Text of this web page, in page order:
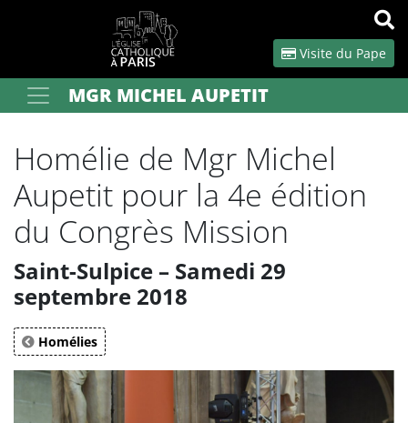
Visite du Pape
Votre rechercheMGR MICHEL AUPETIT
Homélie de Mgr Michel
Aupetit pour la 4e édition
du Congrès Mission
Saint-Sulpice – Samedi 29
septembre 2018
Homélies
Panneau de gestion des cookies